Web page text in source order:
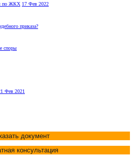
по ЖКХ 17 Фев 2022
приказа?
споры
Фев 2021
документ
консультация